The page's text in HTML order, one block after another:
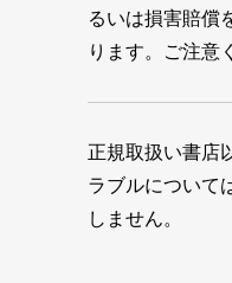
るいは損害賠償
ります。ご注意
正規取扱い書店
ラブルについて
しません。